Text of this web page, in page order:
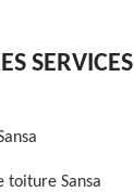
SERVICES
toiture Sansa